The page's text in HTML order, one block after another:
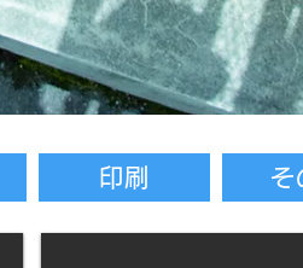
印刷 そ